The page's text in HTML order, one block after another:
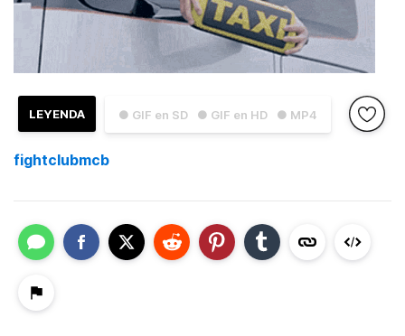
● GIF en SD ● GIF en HD ● MP4
LEYENDA
fightclubmcb